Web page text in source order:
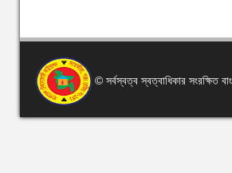
© সর্বস্বত্ব স্বত্বাধিকার সংরক্ষিত